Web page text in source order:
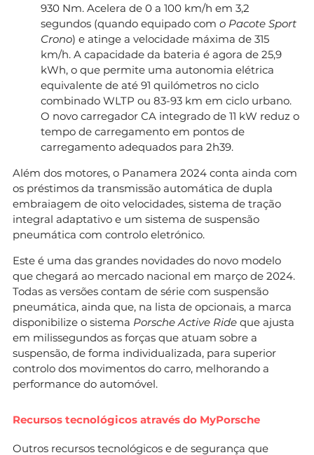
930 Nm. Acelera de 0 a 100 km/h em 3,2
segundos (quando equipado com o Pacote Sport
Crono) e atinge a velocidade máxima de 315
km/h. A capacidade da bateria é agora de 25,9
kWh, o que permite uma autonomia elétrica
equivalente de até 91 quilómetros no ciclo
combinado WLTP ou 83-93 km em ciclo urbano.
O novo carregador CA integrado de 11 kW reduz o
tempo de carregamento em pontos de
carregamento adequados para 2h39.
Além dos motores, o Panamera 2024 conta ainda com
os préstimos da transmissão automática de dupla
embraiagem de oito velocidades, sistema de tração
integral adaptativo e um sistema de suspensão
pneumática com controlo eletrónico.
Este é uma das grandes novidades do novo modelo
que chegará ao mercado nacional em março de 2024.
Todas as versões contam de série com suspensão
pneumática, ainda que, na lista de opcionais, a marca
disponibilize o sistema Porsche Active Ride que ajusta
em milissegundos as forças que atuam sobre a
suspensão, de forma individualizada, para superior
controlo dos movimentos do carro, melhorando a
performance do automóvel.
Recursos tecnológicos através do MyPorsche
Outros recursos tecnológicos e de segurança que